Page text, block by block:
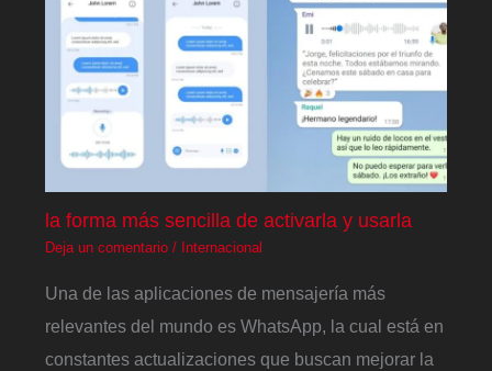
la forma más sencilla de activarla y usarla
Deja un comentario / Internacional
Una de las aplicaciones de mensajería más
relevantes del mundo es WhatsApp, la cual está en
constantes actualizaciones que buscan mejorar la